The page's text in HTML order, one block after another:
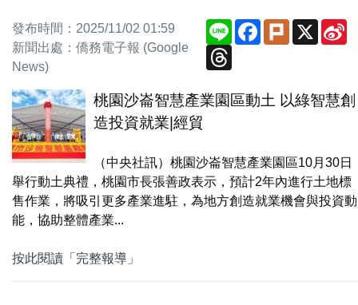
發布時間：2025/11/02 01:59
新聞出處：僑務電子報 (Google
News)
Line Facebook
PlurkX
Threads
桃園沙崙智慧產業園區動土 以綠智慧創
造投資就業|經貿
（中央社訊）桃園沙崙智慧產業園區10月30日
舉行動土典禮，桃園市長張善政表示，預計2年內進行土地標
售作業，將吸引更多產業進駐，為地方創造就業機會與投資動
能，協助整體產業...
按此閱讀「完整報導」